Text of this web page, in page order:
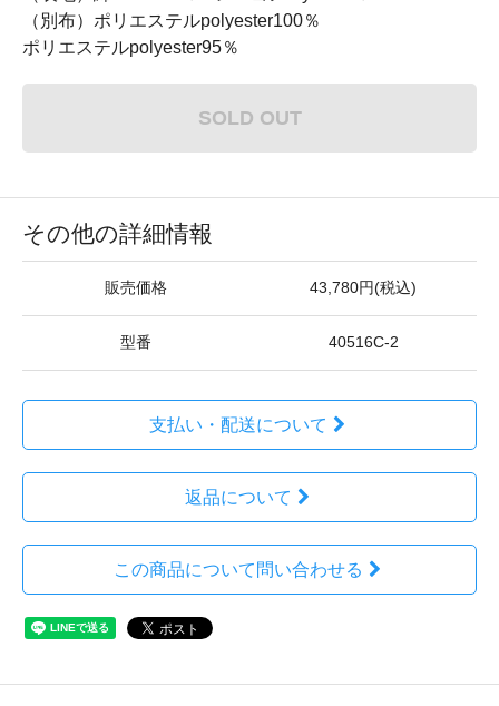
（別布）ポリエステルpolyester100％
ポリエステルpolyester95％
SOLD OUT
その他の詳細情報
販売価格 43,780円(税込)
型番 40516C-2
支払い・配送について
返品について
この商品について問い合わせる